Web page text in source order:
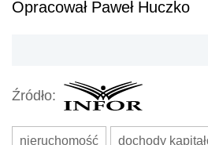
Opracował Paweł Huczko
Źródło:
nieruchomość dochody